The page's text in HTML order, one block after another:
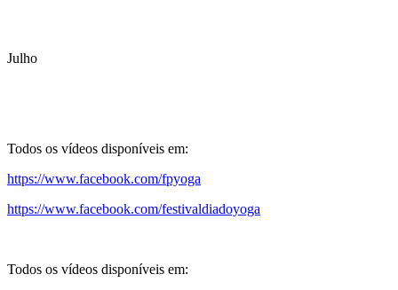
Julho
Todos os vídeos disponíveis em:
https://www.facebook.com/fpyoga
https://www.facebook.com/festivaldiadoyoga
Todos os vídeos disponíveis em: